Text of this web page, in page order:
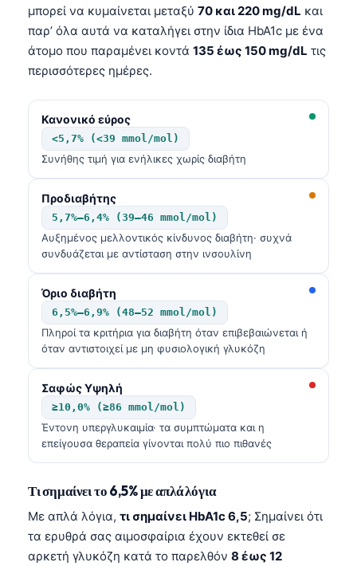
μπορεί να κυμαίνεται μεταξύ 70 και 220 mg/dL και
παρ’ όλα αυτά να καταλήγει στην ίδια HbA1c με ένα
άτομο που παραμένει κοντά 135 έως 150 mg/dL τις
περισσότερες ημέρες.
Κανονικό εύρος
<5,7% (<39 mmol/mol)
Συνήθης τιμή για ενήλικες χωρίς διαβήτη
Προδιαβήτης
5,7%–6,4% (39–46 mmol/mol)
Αυξημένος μελλοντικός κίνδυνος διαβήτη· συχνά
συνδυάζεται με αντίσταση στην ινσουλίνη
Όριο διαβήτη
6,5%–6,9% (48–52 mmol/mol)
Πληροί τα κριτήρια για διαβήτη όταν επιβεβαιώνεται ή
όταν αντιστοιχεί με μη φυσιολογική γλυκόζη
Σαφώς Υψηλή
≥10,0% (≥86 mmol/mol)
Έντονη υπεργλυκαιμία· τα συμπτώματα και η
επείγουσα θεραπεία γίνονται πολύ πιο πιθανές
Τι σημαίνει το 6,5% με απλά λόγια
Με απλά λόγια, τι σημαίνει HbA1c 6,5; Σημαίνει ότι
τα ερυθρά σας αιμοσφαίρια έχουν εκτεθεί σε
αρκετή γλυκόζη κατά το παρελθόν 8 έως 12